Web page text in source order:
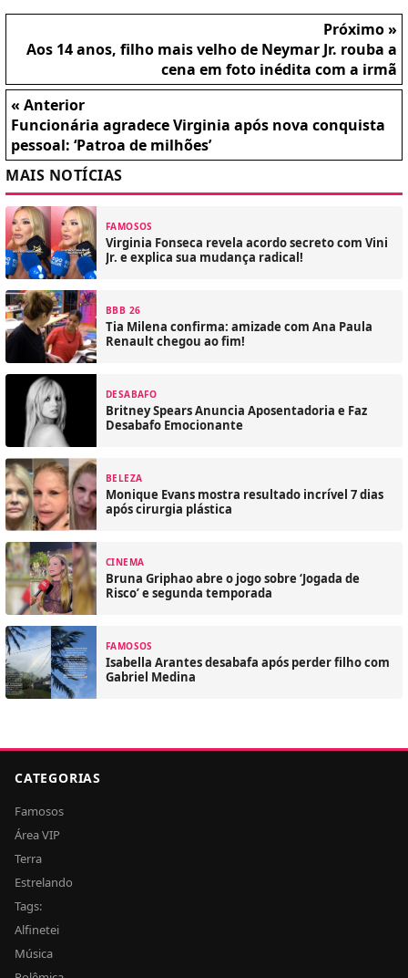
Próximo »
Aos 14 anos, filho mais velho de Neymar Jr. rouba a
cena em foto inédita com a irmã
« Anterior
Funcionária agradece Virginia após nova conquista
pessoal: ‘Patroa de milhões’
MAIS NOTÍCIAS
FAMOSOS
Virginia Fonseca revela acordo secreto com Vini
Jr. e explica sua mudança radical!
BBB 26
Tia Milena confirma: amizade com Ana Paula
Renault chegou ao fim!
DESABAFO
Britney Spears Anuncia Aposentadoria e Faz
Desabafo Emocionante
BELEZA
Monique Evans mostra resultado incrível 7 dias
após cirurgia plástica
CINEMA
Bruna Griphao abre o jogo sobre ‘Jogada de
Risco’ e segunda temporada
FAMOSOS
Isabella Arantes desabafa após perder filho com
Gabriel Medina
CATEGORIAS
Famosos
Área VIP
Terra
Estrelando
Tags:
Alfinetei
Música